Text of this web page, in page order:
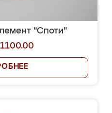
"Споти"